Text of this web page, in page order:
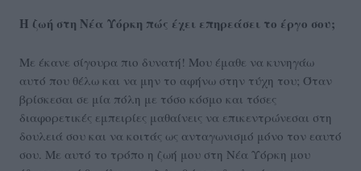
Η ζωή στη Νέα Υόρκη πώς έχει επηρεάσει το έργο σου;
Με έκανε σίγουρα πιο δυνατή! Μου έμαθε να κυνηγάω
αυτό που θέλω και να μην το αφήνω στην τύχη του; Όταν
βρίσκεσαι σε μία πόλη με τόσο κόσμο και τόσες
διαφορετικές εμπειρίες μαθαίνεις να επικεντρώνεσαι στη
δουλειά σου και να κοιτάς ως ανταγωνισμό μόνο τον εαυτό
σου. Με αυτό το τρόπο η ζωή μου στη Νέα Υόρκη μου